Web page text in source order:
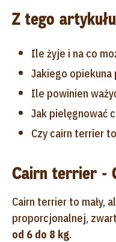
Z tego
Ile żyje i na co
Jakiego
Ile powinien
Jak pielęgnować
Czy cairn terrier
Cairn terrier -
Cairn terrier to mały,
proporcjonalnej,
od 6 do 8 kg.